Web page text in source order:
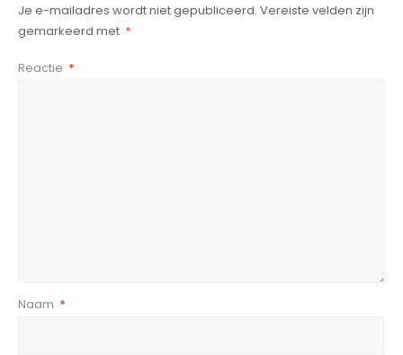
Je e-mailadres wordt niet gepubliceerd. Vereiste velden zijn
gemarkeerd met *
Reactie *
Naam *